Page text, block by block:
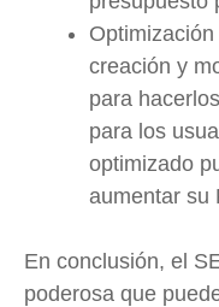
creación y
para
para los
optimizado
aumentar su
En conclusión, el
poderosa que